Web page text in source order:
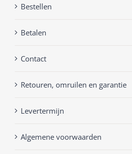
Bestellen
Betalen
Contact
Retouren, omruilen en garantie
Levertermijn
Algemene voorwaarden